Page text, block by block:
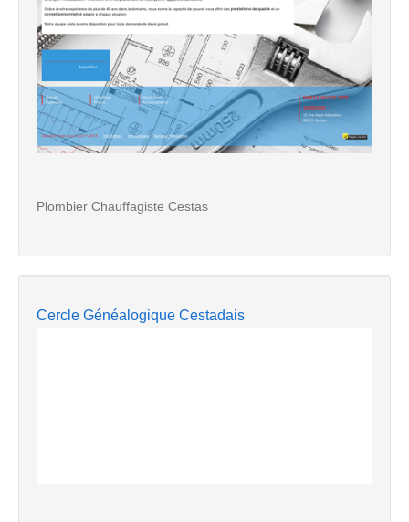
Plombier Chauffagiste Cestas
Cercle Généalogique Cestadais